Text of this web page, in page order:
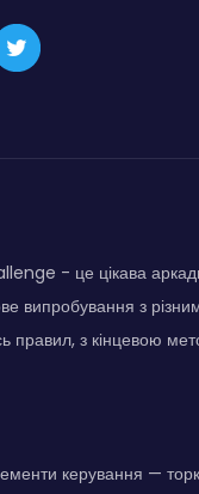
- це цікава
випробування з
правил, з кінцевою
керування —